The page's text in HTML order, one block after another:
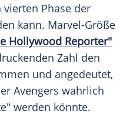
Phase der
kann. Marvel-Größe
Hollywood Reporter"
Zahl den
und angedeutet,
Avengers wahrlich
werden könnte.